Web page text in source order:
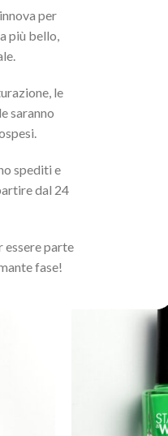
per
più bello,
le
saranno
spediti e
dal 24
essere parte
fase!
anche...